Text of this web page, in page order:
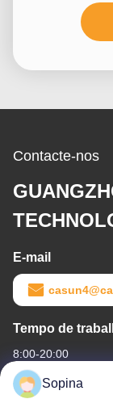
Contacte-nos
E-mail
Tempo de
8:00-20:00
O nossoSopina